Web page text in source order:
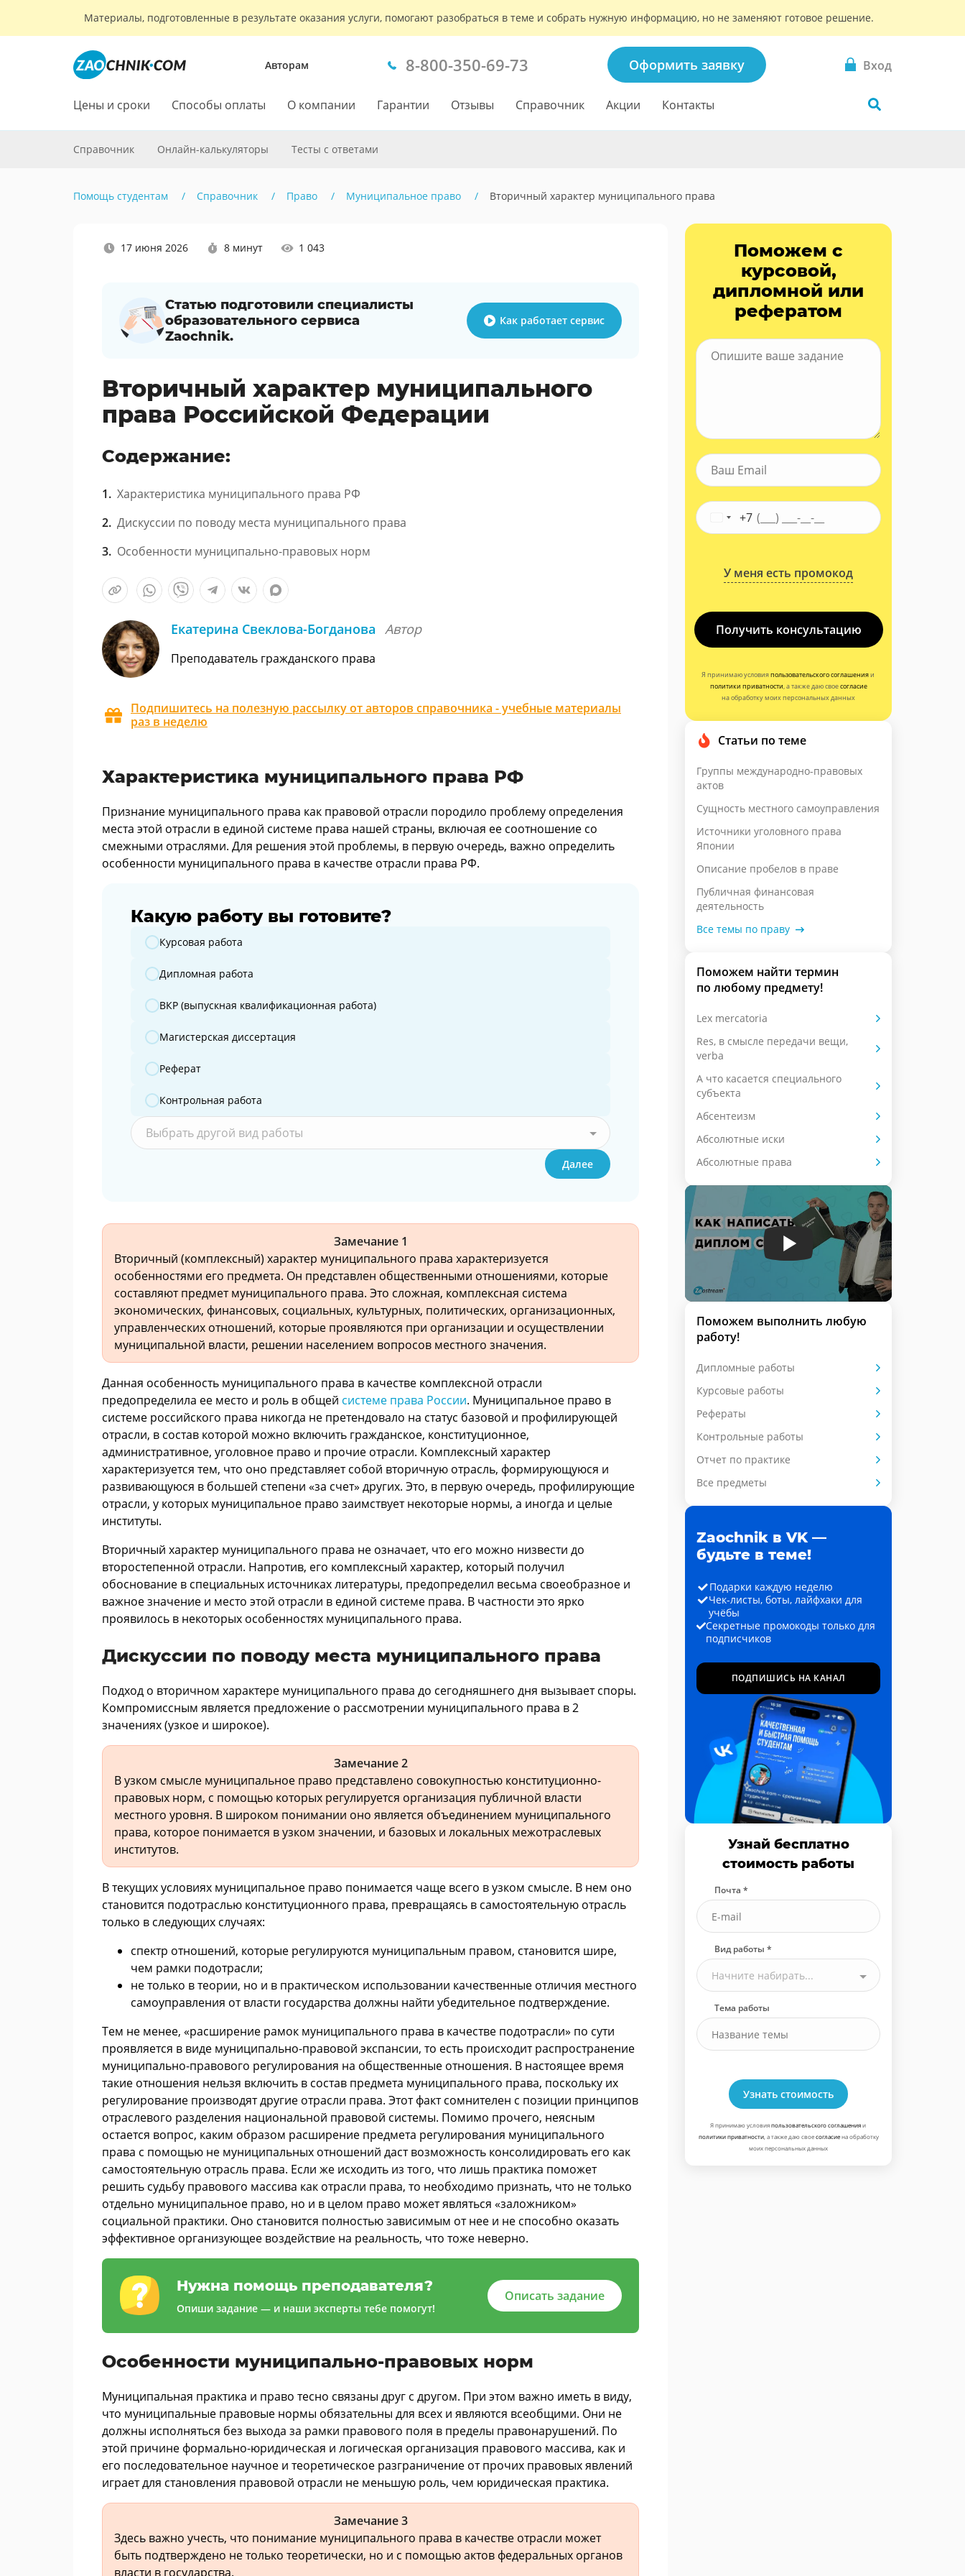
Материалы, подготовленные в результате оказания услуги, помогают разобраться в теме и собрать нужную информацию, но не заменяют готовое решение.
Авторам 8-800-350-69-73 Оформить заявку Вход
Цены и сроки Способы оплаты О компании Гарантии Отзывы Справочник Акции Контакты
Справочник Онлайн-калькуляторы Тесты с ответами
Помощь студентам Справочник Право Муниципальное право Вторичный характер муниципального права
17 июня 2026 8 минут 1 043
Статью подготовили специалисты
образовательного сервиса
Zaochnik.
Как работает сервис
Вторичный характер муниципального
права Российской Федерации
Содержание:
Характеристика муниципального права РФ
Дискуссии по поводу места муниципального права
Особенности муниципально-правовых норм
Екатерина Свеклова-Богданова Автор
Преподаватель гражданского права
Подпишитесь на полезную рассылку от авторов справочника - учебные материалы
раз в неделю
Характеристика муниципального права РФ
Признание муниципального права как правовой отрасли породило проблему определения
места этой отрасли в единой системе права нашей страны, включая ее соотношение со
смежными отраслями. Для решения этой проблемы, в первую очередь, важно определить
особенности муниципального права в качестве отрасли права РФ.
Какую работу вы готовите?
Какую работу вы готовите?
Курсовая работа
Дипломная работа
ВКР (выпускная квалификационная работа)
Магистерская диссертация
Реферат
Контрольная работа
Выбрать другой вид работы
Далее
Замечание 1
Вторичный (комплексный) характер муниципального права характеризуется
особенностями его предмета. Он представлен общественными отношениями, которые
составляют предмет муниципального права. Это сложная, комплексная система
экономических, финансовых, социальных, культурных, политических, организационных,
управленческих отношений, которые проявляются при организации и осуществлении
муниципальной власти, решении населением вопросов местного значения.
Данная особенность муниципального права в качестве комплексной отрасли
предопределила ее место и роль в общей системе права России. Муниципальное право в
системе российского права никогда не претендовало на статус базовой и профилирующей
отрасли, в состав которой можно включить гражданское, конституционное,
административное, уголовное право и прочие отрасли. Комплексный характер
характеризуется тем, что оно представляет собой вторичную отрасль, формирующуюся и
развивающуюся в большей степени «за счет» других. Это, в первую очередь, профилирующие
отрасли, у которых муниципальное право заимствует некоторые нормы, а иногда и целые
институты.
Вторичный характер муниципального права не означает, что его можно низвести до
второстепенной отрасли. Напротив, его комплексный характер, который получил
обоснование в специальных источниках литературы, предопределил весьма своеобразное и
важное значение и место этой отрасли в единой системе права. В частности это ярко
проявилось в некоторых особенностях муниципального права.
Дискуссии по поводу места муниципального права
Подход о вторичном характере муниципального права до сегодняшнего дня вызывает споры.
Компромиссным является предложение о рассмотрении муниципального права в 2
значениях (узкое и широкое).
Замечание 2
В узком смысле муниципальное право представлено совокупностью конституционно-
правовых норм, с помощью которых регулируется организация публичной власти
местного уровня. В широком понимании оно является объединением муниципального
права, которое понимается в узком значении, и базовых и локальных межотраслевых
институтов.
В текущих условиях муниципальное право понимается чаще всего в узком смысле. В нем оно
становится подотраслью конституционного права, превращаясь в самостоятельную отрасль
только в следующих случаях:
спектр отношений, которые регулируются муниципальным правом, становится шире,
чем рамки подотрасли;
не только в теории, но и в практическом использовании качественные отличия местного
самоуправления от власти государства должны найти убедительное подтверждение.
Тем не менее, «расширение рамок муниципального права в качестве подотрасли» по сути
проявляется в виде муниципально-правовой экспансии, то есть происходит распространение
муниципально-правового регулирования на общественные отношения. В настоящее время
такие отношения нельзя включить в состав предмета муниципального права, поскольку их
регулирование производят другие отрасли права. Этот факт сомнителен с позиции принципов
отраслевого разделения национальной правовой системы. Помимо прочего, неясным
остается вопрос, каким образом расширение предмета регулирования муниципального
права с помощью не муниципальных отношений даст возможность консолидировать его как
самостоятельную отрасль права. Если же исходить из того, что лишь практика поможет
решить судьбу правового массива как отрасли права, то необходимо признать, что не только
отдельно муниципальное право, но и в целом право может являться «заложником»
социальной практики. Оно становится полностью зависимым от нее и не способно оказать
эффективное организующее воздействие на реальность, что тоже неверно.
Нужна помощь преподавателя?
Опиши задание — и наши эксперты тебе помогут!
Описать задание
Особенности муниципально-правовых норм
Муниципальная практика и право тесно связаны друг с другом. При этом важно иметь в виду,
что муниципальные правовые нормы обязательны для всех и являются всеобщими. Они не
должны исполняться без выхода за рамки правового поля в пределы правонарушений. По
этой причине формально-юридическая и логическая организация правового массива, как и
его последовательное научное и теоретическое разграничение от прочих правовых явлений
играет для становления правовой отрасли не меньшую роль, чем юридическая практика.
Замечание 3
Здесь важно учесть, что понимание муниципального права в качестве отрасли может
быть подтверждено не только теоретически, но и с помощью актов федеральных органов
власти в государства.
Поможем с
курсовой,
дипломной или
рефератом
+7
У меня есть промокод
Получить консультацию
Я принимаю условияпользовательского соглашенияи
политики приватности, а также даю своесогласие
на обработку моих персональных данных
Статьи по теме
Группы международно-правовых
актов
Сущность местного самоуправления
Источники уголовного права
Японии
Описание пробелов в праве
Публичная финансовая
деятельность
Все темы по праву
Поможем найти термин
по любому предмету!
Lex mercatoria
Res, в смысле передачи вещи,
verba
А что касается специального
субъекта
Абсентеизм
Абсолютные иски
Абсолютные права
Поможем выполнить любую
работу!
Дипломные работы
Курсовые работы
Рефераты
Контрольные работы
Отчет по практике
Все предметы
Zaochnik в VK —
будьте в теме!
Подарки каждую неделю
Чек-листы, боты, лайфхаки для
учёбы
Секретные промокоды только для
подписчиков
ПОДПИШИСЬ НА КАНАЛ
Узнай бесплатно
стоимость работы
Почта *
Вид работы *
Начните набирать...
Тема работы
Узнать стоимость
Я принимаю условияпользовательского соглашенияи
политики приватности, а также даю своесогласиена обработку
моих персональных данных